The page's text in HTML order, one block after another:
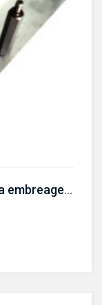
Gabarito de ajuste do atuador da embreagem da Transmissão d7uF- CR 650